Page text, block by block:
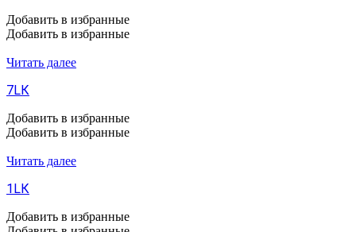
Добавить в избранные
Добавить в избранные
Читать далее
7LК
Добавить в избранные
Добавить в избранные
Читать далее
1LК
Добавить в избранные